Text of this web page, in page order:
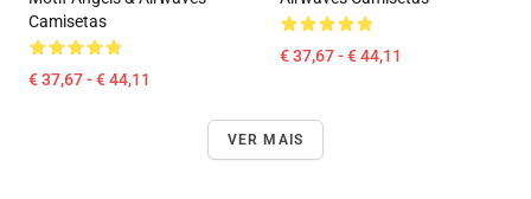
Camisetas
€ 37,67 - € 44,11
€ 37,67 - € 44,11
VER MAIS